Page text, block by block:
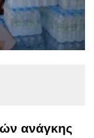
ανάγκης